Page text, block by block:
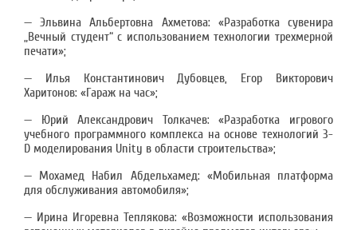
— Эльвина Альбертовна Ахметова: «Разработка сувенира
„Вечный студент“ с использованием технологии трехмерной
печати»;
— Илья Константинович Дубовцев, Егор Викторович
Харитонов: «Гараж на час»;
— Юрий Александрович Толкачев: «Разработка игрового
учебного программного комплекса на основе технологий 3-
D моделирования Unity в области строительства»;
— Мохамед Набил Абдельхамед: «Мобильная платформа
для обслуживания автомобиля»;
— Ирина Игоревна Теплякова: «Возможности использования